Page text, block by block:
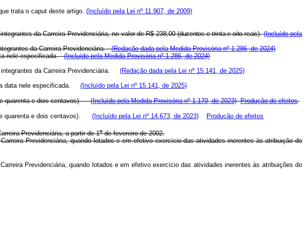
trata o caput deste artigo. (Incluído pela Lei nº 11.907, de 2009)
da Carreira Previdenciária, no valor de R$ 238,00(duzentos e trinta e oito reais).(Incluído pela
da Carreira Previdenciária.(Redação dada pela Medida Provisória nº 1.286, de 2024)
nele especificada.(Incluído pela Medida Provisória nº 1.286, de 2024)
da Carreira Previdenciária.
(Redação dada pela Lei nº 15.141, de 2025)
data nele especificada.
(Incluído pela Lei nº 15.141, de 2025)
e quarenta e dois centavos). (Incluído pela Medida Provisória nº 1.170, de 2023) Produção de efeitos
e quarenta e dois centavos). (Incluído pela Lei nº 14.673, de 2023) Produção de efeitos
Previdenciária, a partir de 1ode fevereiro de 2002.
Previdenciária, quando lotados e em efetivo exercício das atividades inerentes às atribuição do
Previdenciária, quando lotados e em efetivo exercício das atividades inerentes às atribuições do